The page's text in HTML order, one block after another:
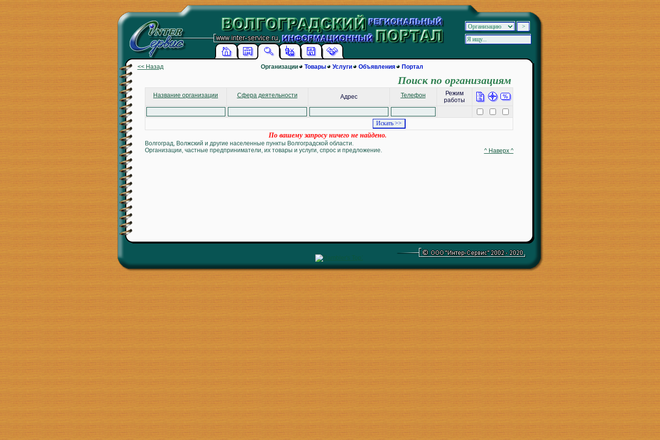
<< Назад Организации Товары Услуги Объявления Портал
Поиск по организациям
Название организации Сфера деятельности Адрес Телефон
Режим
работы
По вашему запросу ничего не найдено.
Волгоград, Волжский и другие населенные пункты Волгоградской области.
Организации, частные предприниматели, их товары и услуги, спрос и предложение.
^ Наверх ^